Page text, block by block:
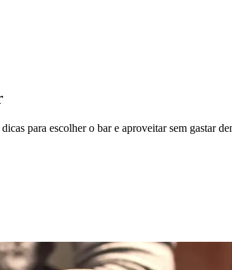
para escolher o bar e aproveitar sem gastar